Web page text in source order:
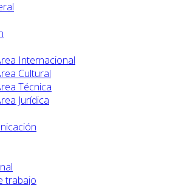
Internacional
Cultural
Técnica
Jurídica
trabajo